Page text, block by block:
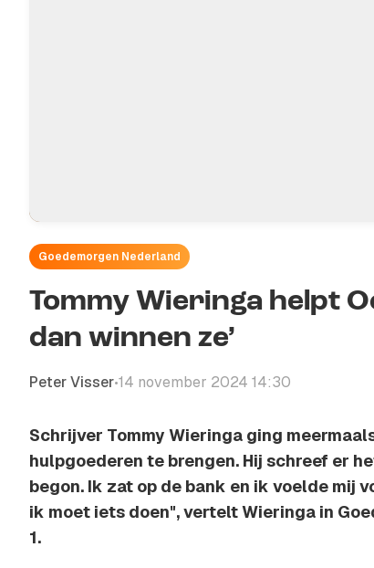
Goedemorgen Nederland
Tommy Wieringa helpt
dan winnen ze’
Peter Visser•14 november 2024 14:30
Schrijver Tommy Wieringa ging
hulpgoederen te brengen. Hij schreef er
begon. Ik zat op de bank en ik voelde mij
ik moet iets doen", vertelt Wieringa in
1.